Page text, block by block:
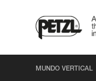
MUNDO VERTICAL